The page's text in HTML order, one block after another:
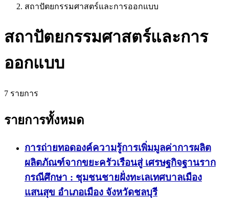
สถาปัตยกรรมศาสตร์และการออกแบบ
สถาปัตยกรรมศาสตร์และการ
ออกแบบ
7 รายการ
รายการทั้งหมด
การถ่ายทอดองค์ความรู้การเพิ่มมูลค่าการผลิต
ผลิตภัณฑ์จากขยะครัวเรือนสู่ เศรษฐกิจฐานราก
กรณีศึกษา : ชุมชนชายฝั่งทะเลเทศบาลเมือง
แสนสุข อำเภอเมือง จังหวัดชลบุรี